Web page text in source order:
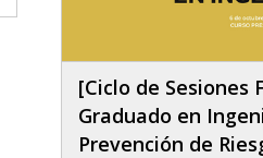
[Ciclo de Sesiones
Graduado en
Prevención de